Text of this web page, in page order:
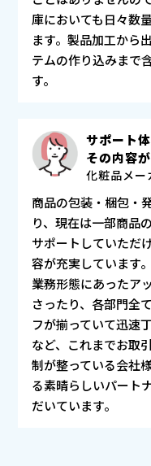
庫においても日々数
ます。製品加工から
テムの作り込みまで
す。
サポート
その内容
化粧品メー
商品の包装・梱包・
り、現在は一部商品
サポートしていただ
容が充実しています。
業務形態にあったア
さったり、各部門全
フが揃っていて迅速
など、これまでお取
制が整っている会社
る素晴らしいパート
だいています。